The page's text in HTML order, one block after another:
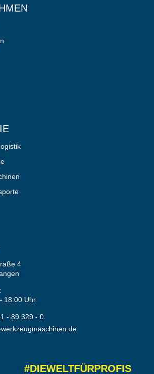
4
18:00 Uhr
- 89 329 - 0
#DIEWELTFÜRPROFIS